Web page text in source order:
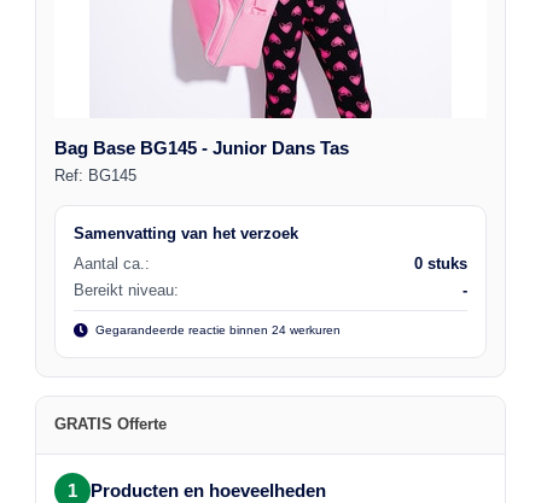
Bag Base BG145 - Junior Dans Tas
Ref: BG145
Samenvatting van het verzoek
Aantal ca.:
0 stuks
Bereikt niveau:
-
Gegarandeerde reactie binnen 24 werkuren
GRATIS Offerte
1 Producten en hoeveelheden